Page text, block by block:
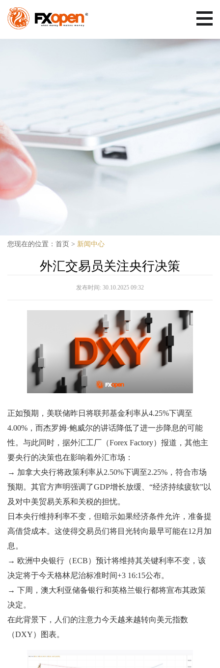
您现在的位置： 首页 > 新闻中心
外汇交易员关注央行决策
发布时间: 30.10.2025 09:32
正如预期，美联储昨日将联邦基金利率从4.25%下调至
4.00%，而杰罗姆·鲍威尔的讲话降低了进一步降息的可能
性。与此同时，据外汇工厂（Forex Factory）报道，其他主
要央行的决策也在影响着外汇市场：
→ 加拿大央行将政策利率从2.50%下调至2.25%，符合市场
预期。其官方声明强调了GDP增长放缓、“经济持续疲软”以
及对中美贸易关系和关税的担忧。
日本央行维持利率不变，但暗示如果经济条件允许，准备提
高借贷成本。这使得交易员们将目光转向最早可能在12月加
息。
→ 欧洲中央银行（ECB）预计将维持其关键利率不变，该
决定将于今天格林尼治标准时间+3 16:15公布。
→ 下周，澳大利亚储备银行和英格兰银行都将宣布其政策
决定。
在此背景下，人们的注意力今天越来越转向美元指数
（DXY）图表。